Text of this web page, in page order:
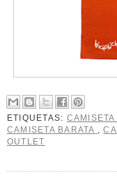
ETIQUETAS: CAMISETA
CAMISETA BARATA ,
OUTLET